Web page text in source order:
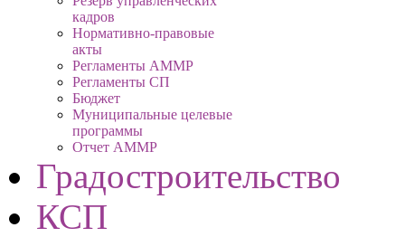
кадров
Нормативно-правовые
акты
Регламенты АММР
Регламенты СП
Бюджет
Муниципальные целевые
программы
Отчет АММР
Градостроительство
КСП